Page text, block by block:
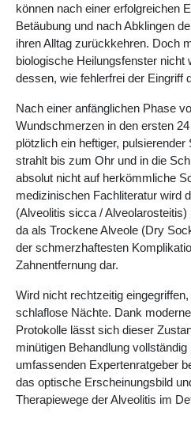
können nach einer erfolgreichen
Betäubung und nach Abklingen
ihren Alltag zurückkehren. Doch
biologische Heilungsfenster nicht
dessen, wie fehlerfrei der Eingriff
Nach einer anfänglichen Phase
Wundschmerzen in den ersten
plötzlich ein heftiger,
strahlt bis zum Ohr und in die
absolut nicht auf herkömmliche
medizinischen Fachliteratur wird
(Alveolitis sicca /
da als Trockene Alveole (Dry
der schmerzhaftesten
Zahnentfernung dar.
Wird nicht rechtzeitig
schlaflose Nächte. Dank
Protokolle lässt sich dieser
minütigen Behandlung
umfassenden Expertenratgeber
das optische Erscheinungsbild
Therapiewege der Alveolitis im